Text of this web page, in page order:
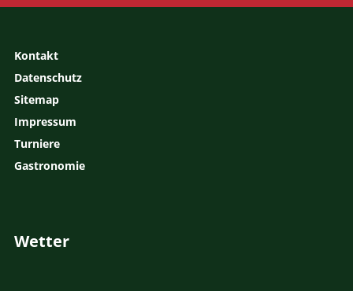
Kontakt
Datenschutz
Sitemap
Impressum
Turniere
Gastronomie
Wetter